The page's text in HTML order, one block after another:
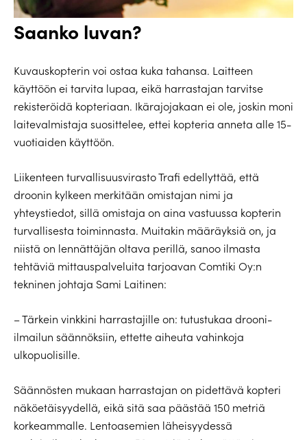
Saanko luvan?
Kuvauskopterin voi ostaa kuka tahansa. Laitteen
käyttöön ei tarvita lupaa, eikä harrastajan tarvitse
rekisteröidä kopteriaan. Ikärajojakaan ei ole, joskin moni
laitevalmistaja suosittelee, ettei kopteria anneta alle 15-
vuotiaiden käyttöön.
Liikenteen turvallisuusvirasto Trafi edellyttää, että
droonin kylkeen merkitään omistajan nimi ja
yhteystiedot, sillä omistaja on aina vastuussa kopterin
turvallisesta toiminnasta. Muitakin määräyksiä on, ja
niistä on lennättäjän oltava perillä, sanoo ilmasta
tehtäviä mittauspalveluita tarjoavan Comtiki Oy:n
tekninen johtaja Sami Laitinen:
– Tärkein vinkkini harrastajille on: tutustukaa drooni-
ilmailun säännöksiin, ettette aiheuta vahinkoja
ulkopuolisille.
Säännösten mukaan harrastajan on pidettävä kopteri
näköetäisyydellä, eikä sitä saa päästää 150 metriä
korkeammalle. Lentoasemien läheisyydessä